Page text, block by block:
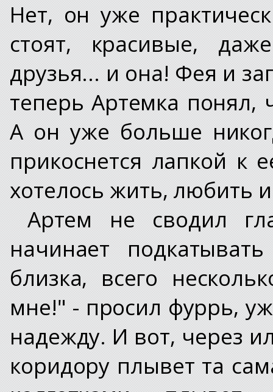
Нет, он уже
стоят, красивые,
друзья... и она! Фея и
теперь Артемка понял,
А он уже больше
прикоснется лапкой к
хотелось жить, любить
Артем не сводил
начинает
близка, всего
мне!" - просил фуррь,
надежду. И вот, через
коридору плывет та